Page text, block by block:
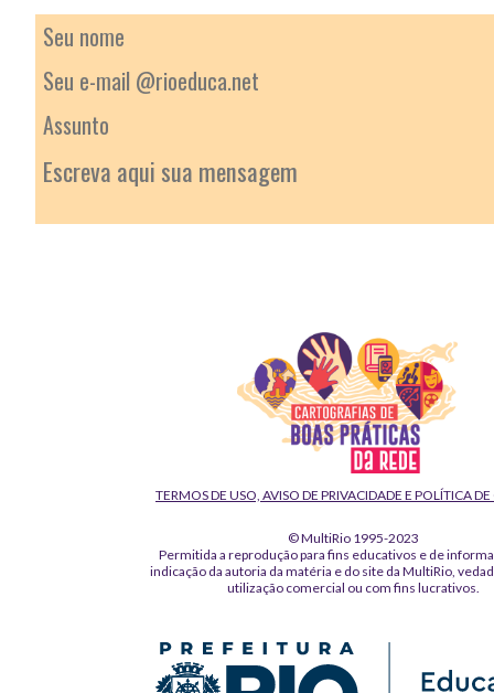
TERMOS DE USO, AVISO DE PRIVACIDADE E POLÍTICA
© MultiRio 1995-2023
Permitida a reprodução para fins educativos e de
indicação da autoria da matéria e do site da MultiRio,
utilização comercial ou com fins lucrativos.